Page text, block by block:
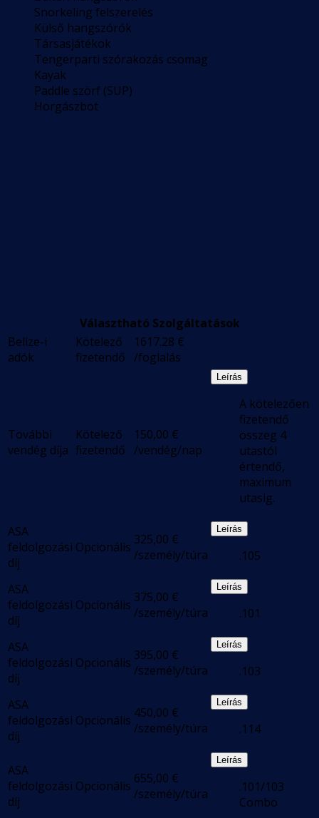
Snorkeling felszerelés
Külső hangszórók
Társasjátékok
Tengerparti szórakozás csomag
Kayak
Paddle szörf (SUP)
Horgászbot
Választható Szolgáltatások
Belize-i
adók
Kötelező
fizetendő
1617.28 €
/foglalás
További
vendég díja
Kötelező
fizetendő
150,00 €
/vendég/nap
Leírás
A kötelezően
fizetendő
összeg 4
utastól
értendő,
maximum
utasig.
ASA
feldolgozási
díj
Opcionális 325,00 €
/személy/túra
Leírás
.105
ASA
feldolgozási
díj
Opcionális 375,00 €
/személy/túra
Leírás
.101
ASA
feldolgozási
díj
Opcionális 395,00 €
/személy/túra
Leírás
.103
ASA
feldolgozási
díj
Opcionális 450,00 €
/személy/túra
Leírás
.114
ASA
feldolgozási
díj
Opcionális 655,00 €
/személy/túra
Leírás
.101/103
Combo